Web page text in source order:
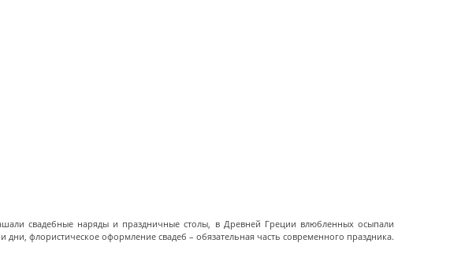
свадебные наряды и праздничные столы, в Древней Греции влюбленных осыпали
флористическое оформление свадеб – обязательная часть современного праздника.